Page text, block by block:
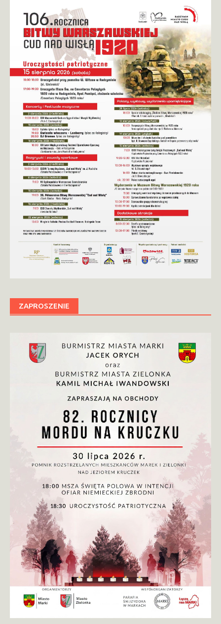
ZAPROSZENIE